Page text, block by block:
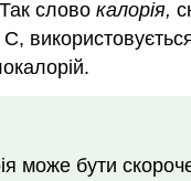
Так словокалорія,
C,
може бути